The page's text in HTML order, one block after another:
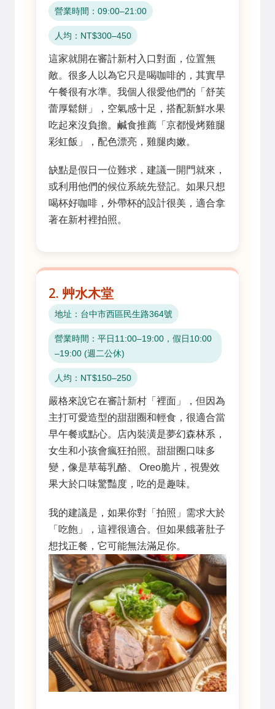
營業時間：09:00–21:00
人均：NT$300–450
這家就開在審計新村入口對面，位置無
敵。很多人以為它只是喝咖啡的，其實早
午餐很有水準。我個人很愛他們的「舒芙
蕾厚鬆餅」，空氣感十足，搭配新鮮水果
吃起來沒負擔。鹹食推薦「京都慢烤雞腿
彩虹飯」，配色漂亮，雞腿肉嫩。
缺點是假日一位難求，建議一開門就來，
或利用他們的候位系統先登記。如果只想
喝杯好咖啡，外帶杯的設計很美，適合拿
著在新村裡拍照。
2. 艸水木堂
地址：台中市西區民生路364號
營業時間：平日11:00–19:00，假日10:00
–19:00 (週二公休)
人均：NT$150–250
嚴格來說它在審計新村「裡面」，但因為
主打可愛造型的甜甜圈和輕食，很適合當
早午餐或點心。店內裝潢是夢幻森林系，
女生和小孩會瘋狂拍照。甜甜圈口味多
變，像是草莓乳酪、 Oreo脆片，視覺效
果大於口味驚豔度，吃的是趣味。
我的建議是，如果你對「拍照」需求大於
「吃飽」，這裡很適合。但如果餓著肚子
想找正餐，它可能無法滿足你。